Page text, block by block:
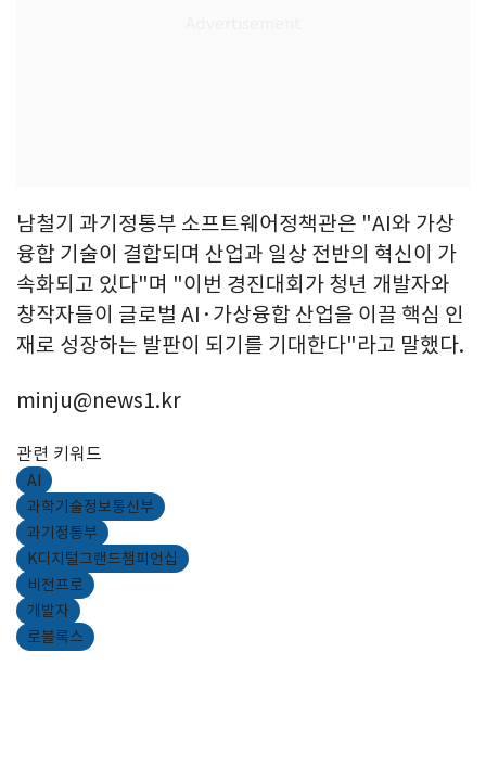
남철기 과기정통부 소프트웨어정책관은 "AI와 가상
융합 기술이 결합되며 산업과 일상 전반의 혁신이 가
속화되고 있다"며 "이번 경진대회가 청년 개발자와
창작자들이 글로벌 AI·가상융합 산업을 이끌 핵심 인
재로 성장하는 발판이 되기를 기대한다"라고 말했다.
minju@news1.kr
관련 키워드
AI
과학기술정보통신부
과기정통부
K디지털그랜드챔피언십
비전프로
개발자
로블록스